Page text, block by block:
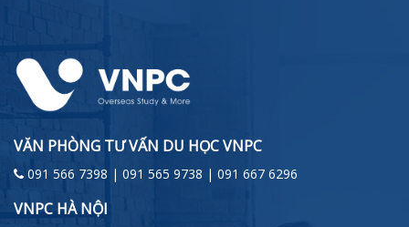
VĂN PHÒNG TƯ VẤN DU HỌC VNPC
091 566 7398 | 091 565 9738 | 091 667 6296
VNPC HÀ NỘI